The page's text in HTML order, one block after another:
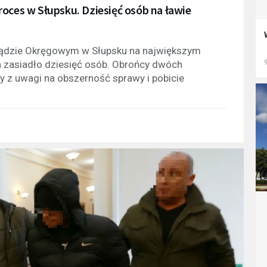
w Słupsku. Dziesięć osób na ławie
Okręgowym w Słupsku na największym
dziesięć osób. Obrońcy dwóch
z uwagi na obszerność sprawy i pobicie